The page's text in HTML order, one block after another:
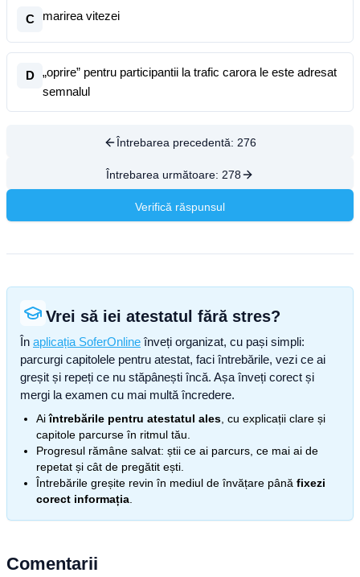
C marirea vitezei
D
„oprire” pentru participantii la trafic carora le este adresat
semnalul
Întrebarea precedentă: 276
Întrebarea următoare: 278
Verifică răspunsul
Vrei să iei atestatul fără stres?
În aplicația SoferOnline înveți organizat, cu pași simpli:
parcurgi capitolele pentru atestat, faci întrebările, vezi ce ai
greșit și repeți ce nu stăpânești încă. Așa înveți corect și
mergi la examen cu mai multă încredere.
Aiîntrebările pentru atestatul ales , cu explicații clare și
capitole parcurse în ritmul tău.
Progresul rămâne salvat: știi ce ai parcurs, ce mai ai de
repetat și cât de pregătit ești.
Întrebările greșite revin în mediul de învățare până fixezi
corect informația
Comentarii